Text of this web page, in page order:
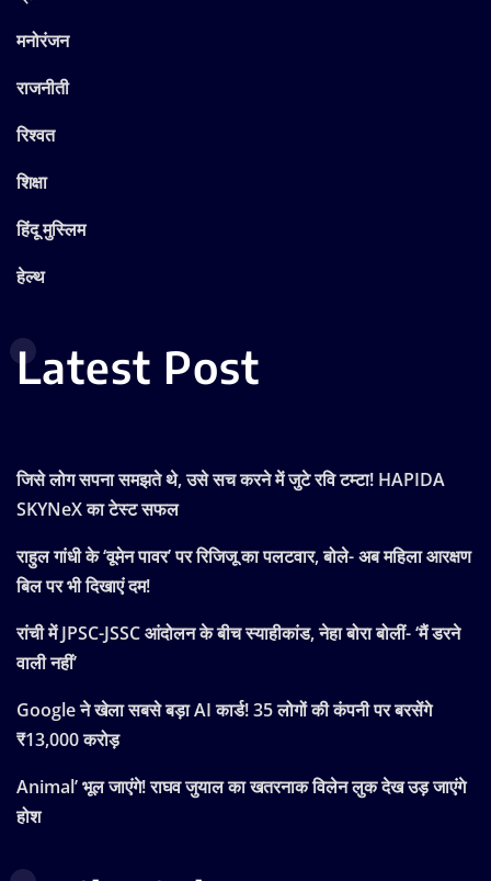
धर्म
नैनीताल news
ब्रेकिंग
मनोरंजन
राजनीती
रिश्वत
हिंदू मुस्लिम
Latest Post
SKYNeX का टेस्ट सफल
बिल पर भी दिखाएं दम!
वाली नहीं’
₹13,000 करोड़